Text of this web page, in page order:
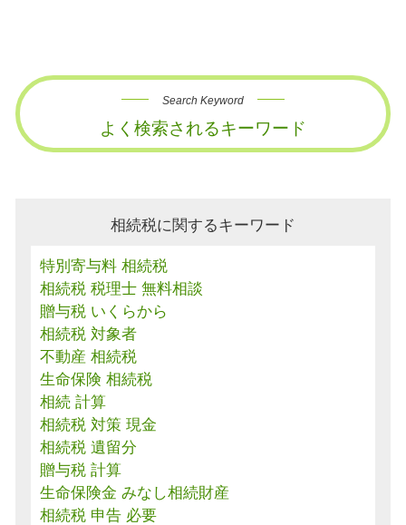
Search Keyword
よく検索されるキーワード
相続税に関するキーワード
特別寄与料 相続税
相続税 税理士 無料相談
贈与税 いくらから
相続税 対象者
不動産 相続税
生命保険 相続税
相続 計算
相続税 対策 現金
相続税 遺留分
贈与税 計算
生命保険金 みなし相続財産
相続税 申告 必要